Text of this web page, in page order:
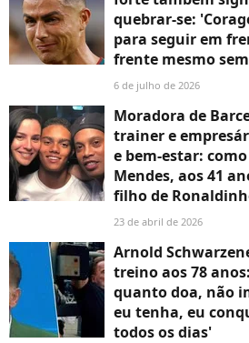
quebrar-se:
para seguir em
frente mesmo
6 de julho de 2026
Moradora de
trainer e
e bem-estar:
Mendes, aos 41
filho de
23 de abril de 2026
Arnold
treino aos 78
quanto doa, não
eu tenha, eu
todos os dias'